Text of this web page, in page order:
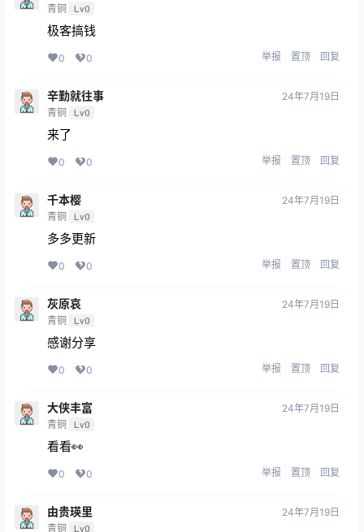
青铜 Lv0
极客搞钱
0 0 举报 置顶 回复
辛勤就往事
青铜 Lv0
24年7月19日
来了
0 0 举报 置顶 回复
千本樱
青铜 Lv0
24年7月19日
多多更新
0 0 举报 置顶 回复
灰原哀
青铜 Lv0
24年7月19日
感谢分享
0 0 举报 置顶 回复
大侠丰富
青铜 Lv0
24年7月19日
看看👀
0 0 举报 置顶 回复
由贵瑛里
青铜 Lv0
24年7月19日